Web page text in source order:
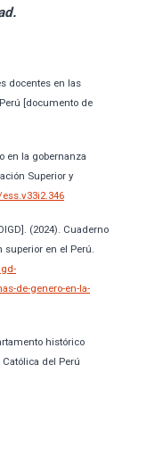
docentes en las
[documento de
en la gobernanza
Superior y
(2024). Cuaderno
superior en el Perú.
de-genero-en-la-
histórico
del Perú